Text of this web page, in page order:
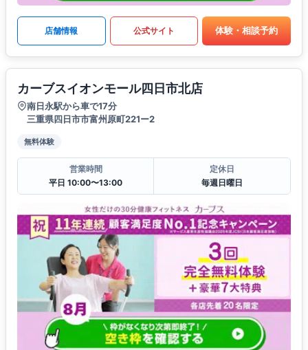
店舗情報 公式サイト 体験・相談予約
カーブスイオンモール四日市北店
南日永駅から車で17分
三重県四日市市富州原町221ー2
無料体験
営業時間
平日 10:00〜13:00
定休日
毎週日曜日